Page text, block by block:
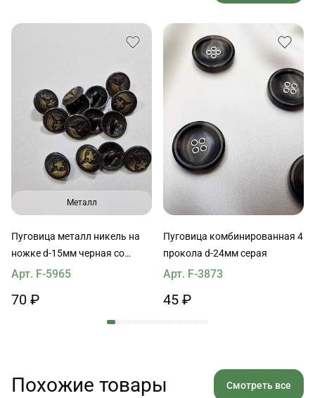
Металл
Пуговица металл никель на
ножке d-15мм черная со
звездой
Арт. F-5965
70 ₽
Пуговица комбинированная 4
прокола d-24мм серая
Арт. F-3873
45 ₽
Похожие товары Смотреть все